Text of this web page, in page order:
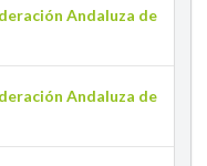
Andaluza de
Andaluza de